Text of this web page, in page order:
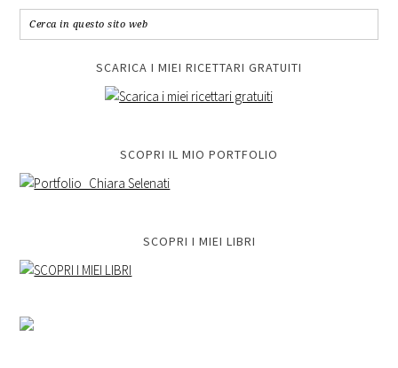
SCARICA I MIEI RICETTARI GRATUITI
SCOPRI IL MIO PORTFOLIO
SCOPRI I MIEI LIBRI